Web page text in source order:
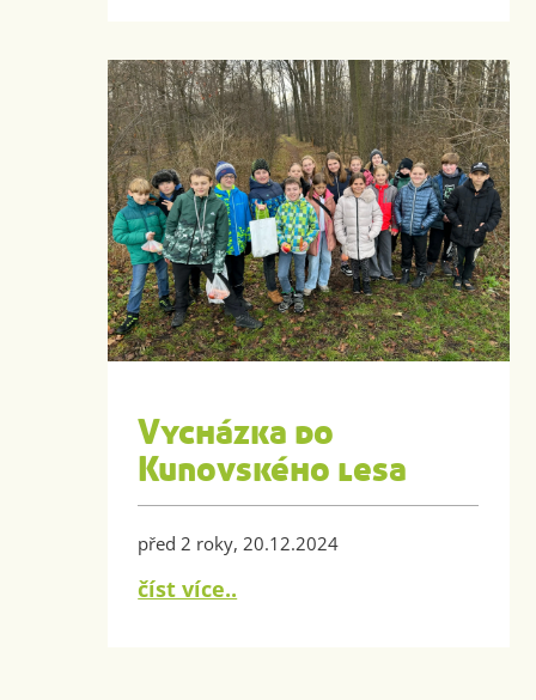
Vycházka do
Kunovského lesa
před 2 roky, 20.12.2024
číst více..